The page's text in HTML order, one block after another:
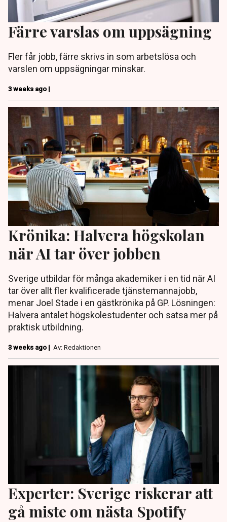
Färre varslas om uppsägning
Fler får jobb, färre skrivs in som arbetslösa och
varslen om uppsägningar minskar.
3 weeks ago |
Krönika: Halvera högskolan
när AI tar över jobben
Sverige utbildar för många akademiker i en tid när AI
tar över allt fler kvalificerade tjänstemannajobb,
menar Joel Stade i en gästkrönika på GP. Lösningen:
Halvera antalet högskolestudenter och satsa mer på
praktisk utbildning.
3 weeks ago | Av: Redaktionen
Experter: Sverige riskerar att
gå miste om nästa Spotify